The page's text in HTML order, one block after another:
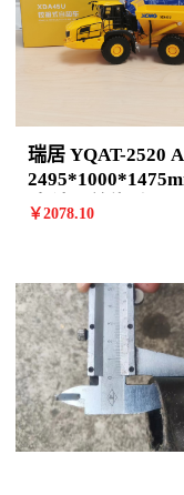
瑞居 YQAT-2520 A型梯
阶 计价单位:个
￥2078.10